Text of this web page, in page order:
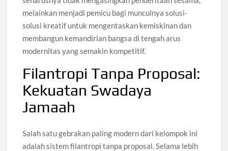
melainkan menjadi pemicu bagi munculnya solusi-
solusi kreatif untuk mengentaskan kemiskinan dan
membangun kemandirian bangsa di tengah arus
modernitas yang semakin kompetitif.
Filantropi Tanpa Proposal:
Kekuatan Swadaya
Jamaah
Salah satu gebrakan paling modern dari kelompok ini
adalah sistem filantropi tanpa proposal. Selama lebih